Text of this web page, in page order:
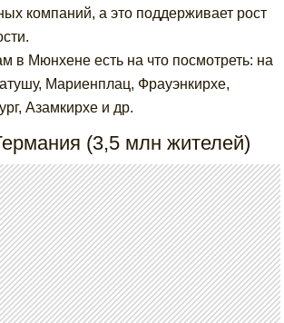
компаний, а это поддерживает рост
в Мюнхене есть на что посмотреть: на
Мариенплац, Фрауэнкирхе,
Азамкирхе и др.
(3,5 млн жителей)